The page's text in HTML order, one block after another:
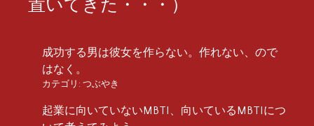
成功する男は彼女を作らない。作れない、ので
はなく。
カテゴリ: つぶやき
起業に向いていないMBTI、向いているMBTIにつ